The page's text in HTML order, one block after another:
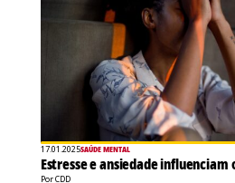
17.01.2025SAÚDE MENTAL
Estresse e ansiedade
PorCDD